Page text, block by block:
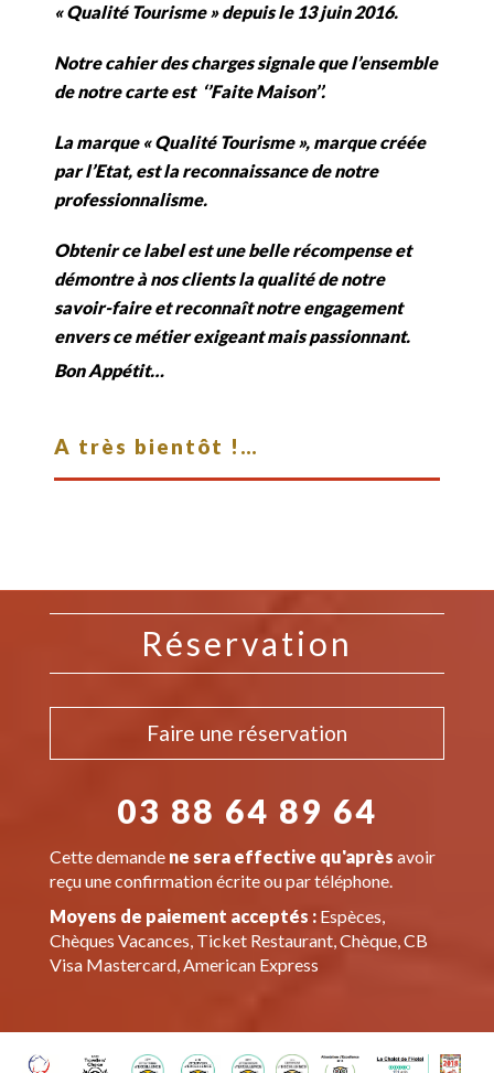
« Qualité Tourisme » depuis le 13 juin 2016.
Notre cahier des charges signale que l’ensemble
de notre carte est ‘’Faite Maison’’.
La marque « Qualité Tourisme », marque créée
par l’Etat, est la reconnaissance de notre
professionnalisme.
Obtenir ce label est une belle récompense et
démontre à nos clients la qualité de notre
savoir-faire et reconnaît notre engagement
envers ce métier exigeant mais passionnant.
Bon Appétit…
A très bientôt !…
Réservation
Faire une réservation
03 88 64 89 64
Cette demande ne sera effective qu'après avoir
reçu une confirmation écrite ou par téléphone.
Moyens de paiement acceptés :Espèces,
Chèques Vacances, Ticket Restaurant, Chèque, CB
Visa Mastercard, American Express